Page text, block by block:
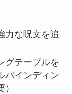
力な呪文を追
グテーブルを
バインディン